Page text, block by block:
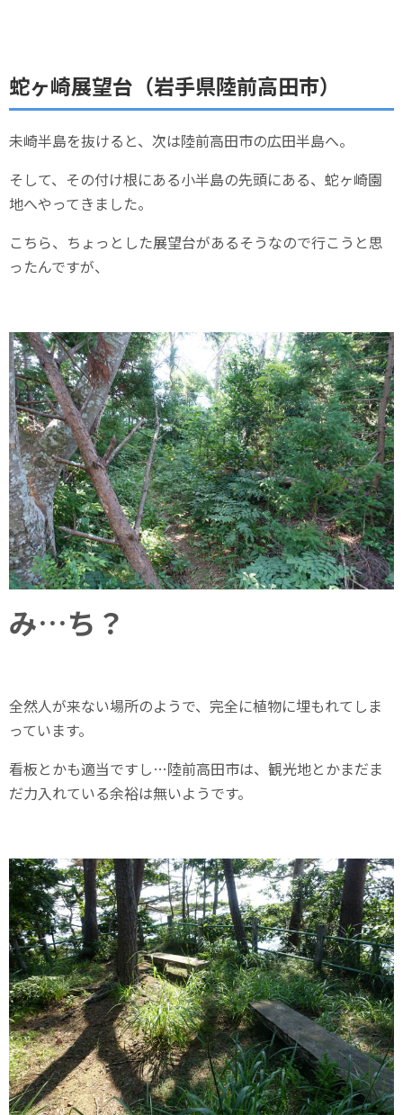
蛇ヶ崎展望台（岩手県陸前高田市）
未崎半島を抜けると、次は陸前高田市の広田半島へ。
そして、その付け根にある小半島の先頭にある、蛇ヶ崎園
地へやってきました。
こちら、ちょっとした展望台があるそうなので行こうと思
ったんですが、
み…ち？
全然人が来ない場所のようで、完全に植物に埋もれてしま
っています。
看板とかも適当ですし…陸前高田市は、観光地とかまだま
だ力入れている余裕は無いようです。